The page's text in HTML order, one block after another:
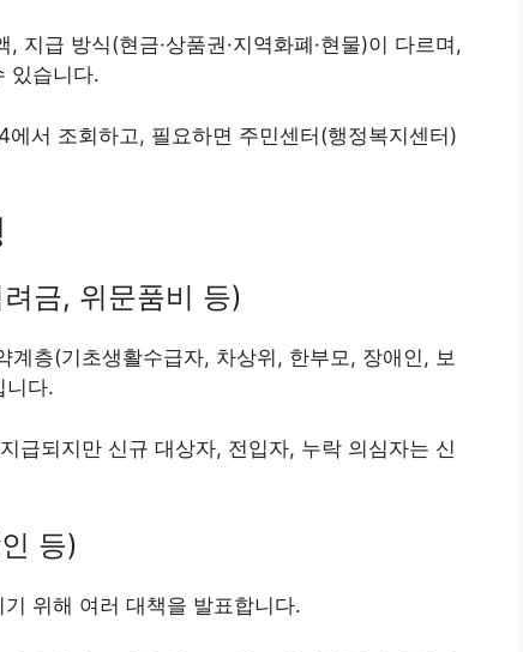
지급 방식(현금·상품권·지역화폐·현물)이 다르며,
있습니다.
서 조회하고, 필요하면 주민센터(행정복지센터)
금, 위문품비 등)
계층(기초생활수급자, 차상위, 한부모, 장애인, 보
니다.
급되지만 신규 대상자, 전입자, 누락 의심자는 신
등)
위해 여러 대책을 발표합니다.